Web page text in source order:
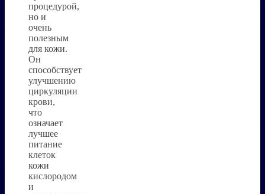
процедурой,
но и
очень
полезным
для кожи.
Он
способствует
улучшению
циркуляции
крови,
что
означает
лучшее
питание
клеток
кожи
кислородом
и